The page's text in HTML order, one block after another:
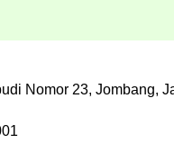
Nomor 23, Jombang,